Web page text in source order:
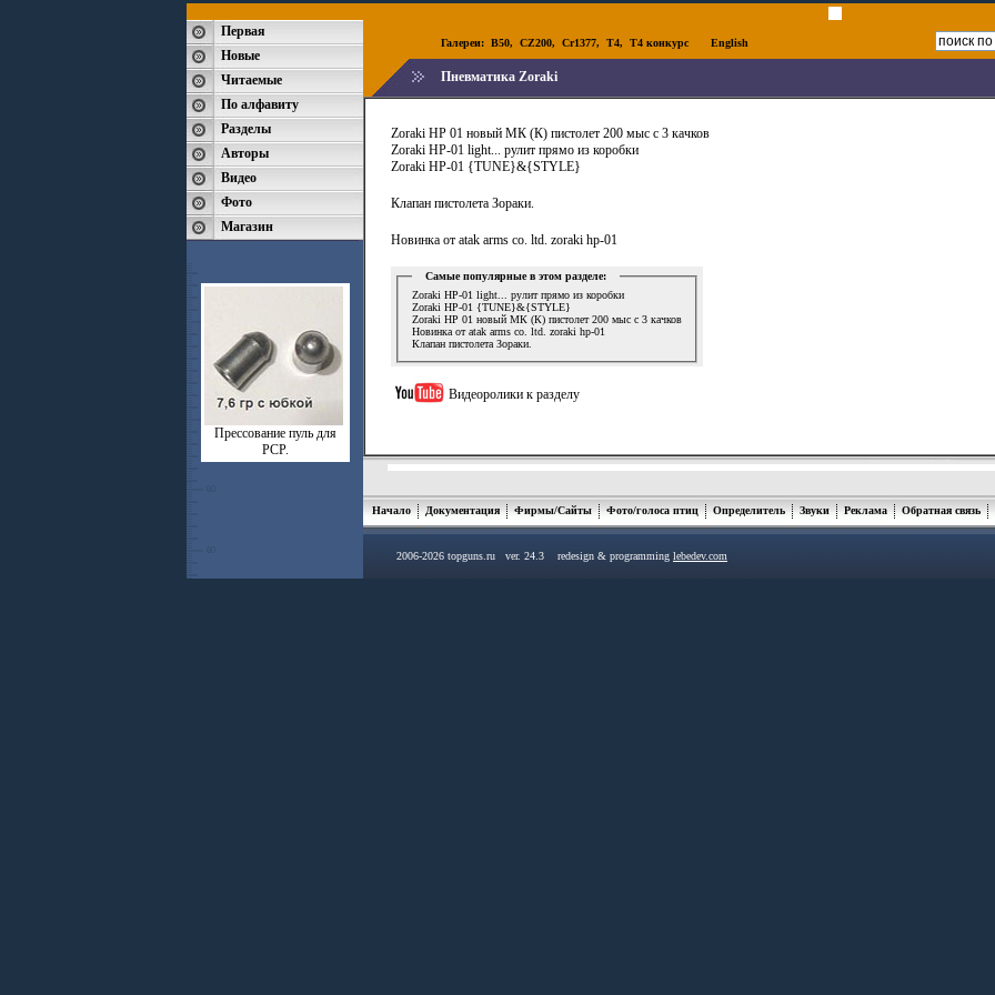
Первая
Новые
Читаемые
По алфавиту
Разделы
Авторы
Видео
Фото
Магазин
Прессование пуль для
РСР.
Галереи: B50, CZ200, Cr1377, T4, T4 конкурс English
Пневматика Zoraki
Zoraki HP 01 новый МК (К) пистолет 200 мыс с 3 качков
Zoraki HP-01 light... рулит прямо из коробки
Zoraki HP-01 {TUNE}&{STYLE}
Клапан пистолета Зораки.
Новинка от atak arms co. ltd. zoraki hp-01
Самые популярные в этом разделе:
Zoraki HP-01 light... рулит прямо из коробки
Zoraki HP-01 {TUNE}&{STYLE}
Zoraki HP 01 новый МК (К) пистолет 200 мыс с 3 качков
Новинка от atak arms co. ltd. zoraki hp-01
Клапан пистолета Зораки.
Видеоролики к разделу
Начало Документация Фирмы/Сайты Фото/голоса птиц Определитель Звуки Реклама Обратная связь
2006-2026 topguns.ru ver. 24.3 redesign & programming lebedev.com